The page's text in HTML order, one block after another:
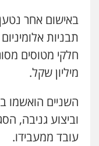
תבניות
מיליון שקל.
השניים הואשמו
וביצוע גניבה,
עובד ממעבידו.
פלילי
סמים
פלילי